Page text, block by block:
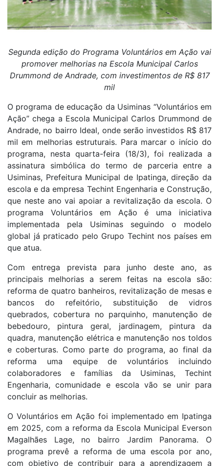
Segunda edição do Programa Voluntários em Ação vai
promover melhorias na Escola Municipal Carlos
Drummond de Andrade, com investimentos de R$ 817
mil
O programa de educação da Usiminas “Voluntários em
Ação” chega a Escola Municipal Carlos Drummond de
Andrade, no bairro Ideal, onde serão investidos R$ 817
mil em melhorias estruturais. Para marcar o início do
programa, nesta quarta-feira (18/3), foi realizada a
assinatura simbólica do termo de parceria entre a
Usiminas, Prefeitura Municipal de Ipatinga, direção da
escola e da empresa Techint Engenharia e Construção,
que neste ano vai apoiar a revitalização da escola. O
programa Voluntários em Ação é uma iniciativa
implementada pela Usiminas seguindo o modelo
global já praticado pelo Grupo Techint nos países em
que atua.
Com entrega prevista para junho deste ano, as
principais melhorias a serem feitas na escola são:
reforma de quatro banheiros, revitalização de mesas e
bancos do refeitório, substituição de vidros
quebrados, cobertura no parquinho, manutenção de
bebedouro, pintura geral, jardinagem, pintura da
quadra, manutenção elétrica e manutenção nos toldos
e coberturas. Como parte do programa, ao final da
reforma uma equipe de voluntários incluindo
colaboradores e famílias da Usiminas, Techint
Engenharia, comunidade e escola vão se unir para
concluir as melhorias.
O Voluntários em Ação foi implementado em Ipatinga
em 2025, com a reforma da Escola Municipal Everson
Magalhães Lage, no bairro Jardim Panorama. O
programa prevê a reforma de uma escola por ano,
com objetivo de contribuir para a aprendizagem a